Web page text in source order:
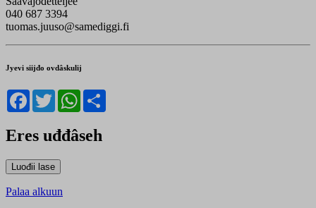
040 687 3394
tuomas.juuso@samediggi.fi
Jyevi siijđo ovdâskulij
Facebook
TwitterWhatsApp
Eres uđđâseh
Palaa alkuun